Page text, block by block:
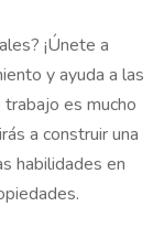
¡Únete a
y ayuda a las
es mucho
a construir una
habilidades en